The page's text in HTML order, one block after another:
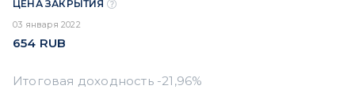
ЦЕНА ЗАКРЫТИЯ
03 января 2022
654 RUB